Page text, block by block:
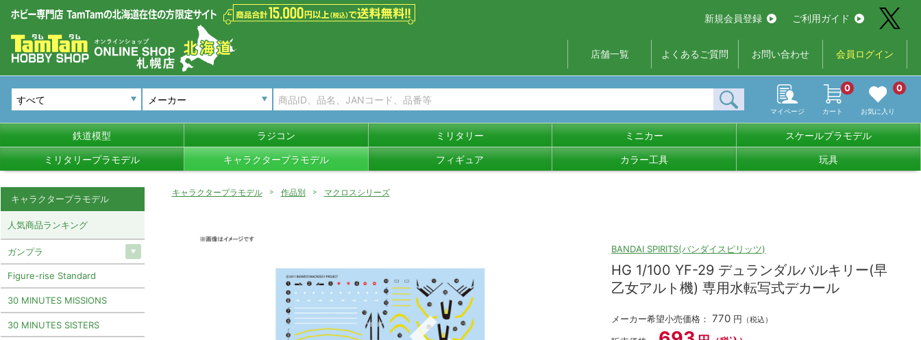
新規会員登録 ご利用ガイド
店舗一覧 よくあるご質問 お問い合わせ 会員ログイン
メーカー
マイページ カート
0
お気に入り
0
鉄道模型 ラジコン ミリタリー ミニカー スケールプラモデル
ミリタリープラモデル キャラクタープラモデル フィギュア カラー工具 玩具
キャラクタープラモデル 作品別 マクロスシリーズ
BANDAI SPIRITS(バンダイスピリッツ)
HG 1/100 YF-29 デュランダルバルキリー(早
乙女アルト機) 専用水転写式デカール
メーカー希望小売価格：770 円 （税込）
キャラクタープラモデル
人気商品ランキング
ガンプラ
Figure-rise Standard
30 MINUTES MISSIONS
30 MINUTES SISTERS